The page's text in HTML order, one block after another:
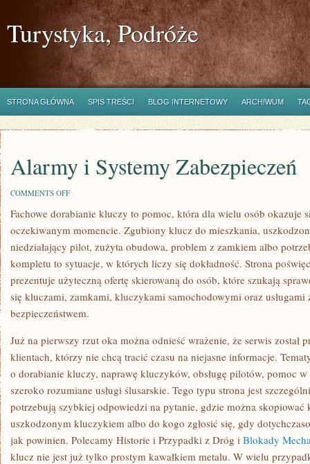
Turystyka, Podróże
STRONA GŁÓWNA SPIS TREŚCI BLOG INTERNETOWY ARCHIWUM
Alarmy i Systemy Zabezpieczeń
COMMENTS OFFON
I
ZABEZPIECZEŃ
Fachowe dorabianie kluczy to pomoc, która dla wielu osób okazuje
oczekiwanym momencie. Zgubiony klucz do mieszkania,
niedziałający pilot, zużyta obudowa, problem z zamkiem albo
kompletu to sytuacje, w których liczy się dokładność. Strona
prezentuje użyteczną ofertę skierowaną do osób, które szukają
się kluczami, zamkami, kluczykami samochodowymi oraz
bezpieczeństwem.
Już na pierwszy rzut oka można odnieść wrażenie, że serwis został
klientach, którzy nie chcą tracić czasu na niejasne informacje.
o dorabianie kluczy, naprawę kluczyków, obsługę pilotów, pomoc
szeroko rozumiane usługi ślusarskie. Tego typu strona jest
potrzebują szybkiej odpowiedzi na pytanie, gdzie można
uszkodzonym kluczykiem albo do kogo zgłosić się, gdy
jak powinien. Polecamy Historie i Przypadki z Dróg i Blokady
klucz nie jest już tylko prostym kawałkiem metalu. W wielu